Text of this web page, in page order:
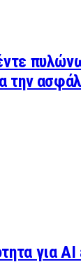
την
για AI